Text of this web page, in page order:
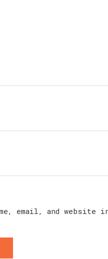
email, and